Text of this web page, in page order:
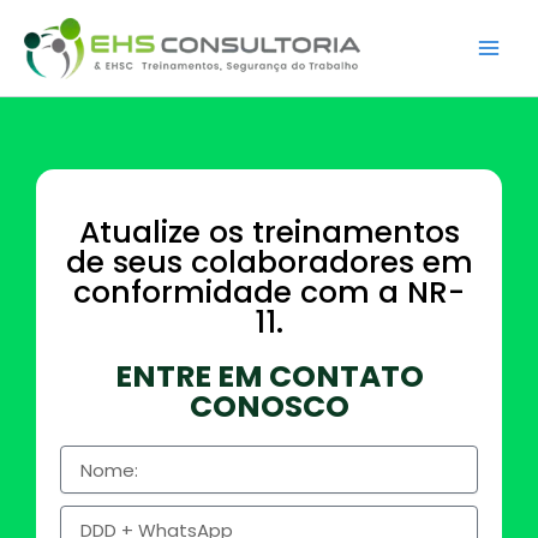
para
conteúdo
Atualize os treinamentos
de seus colaboradores em
conformidade com a NR-
11.
ENTRE EM CONTATO
CONOSCO
N
m
D